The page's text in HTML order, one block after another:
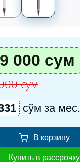
000 сум
сум
сўм за мес.
В корзину
Купить в рассрочку